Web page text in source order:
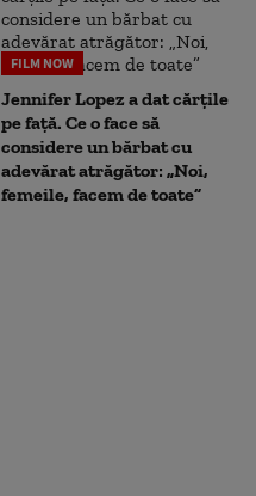
FILM NOW
Jennifer Lopez a dat cărțile
pe față. Ce o face să
considere un bărbat cu
adevărat atrăgător: „Noi,
femeile, facem de toate”